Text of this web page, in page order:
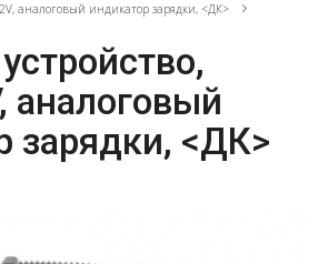
аналоговый индикатор зарядки, <ДК>
аналоговый
зарядки, <ДК>